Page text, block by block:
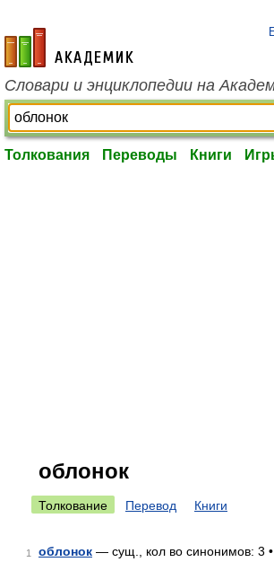
academic.ru
Словари и энциклопедии на
Толкования Переводы Книги
облонок
Толкование Перевод Книги
1 облонок — сущ., кол во синонимов: 3 •